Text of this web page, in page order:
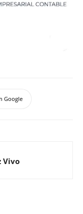
Google
Vivo